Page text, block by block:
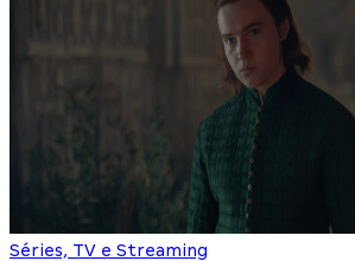
Séries, TV e Streaming